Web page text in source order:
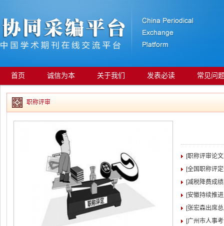
首页 诚信为本 关于我们 发表必读 常见问
职称评审
[职称评审论
[全国职称评
[减税降费成
[安徽持续推
[张宏森出席
[广州市人事